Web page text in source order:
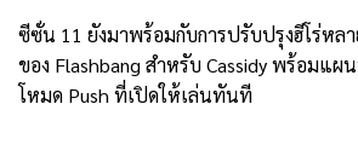
ซีซั่น 11 ยังมาพร้อมกับการปรับปรุงฮีโร่หล
ของ Flashbang สำหรับ Cassidy พร้อมแผ
โหมด Push ที่เปิดให้เล่นทันที